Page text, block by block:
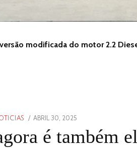
modificada do motor 2.2
POSTED
ABRIL 30, 2025
30,
2025
é também